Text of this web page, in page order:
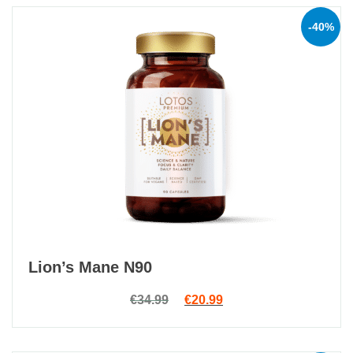
-40%
Lion’s Mane N90
€34.99 Original price was: €34.99.
€20.99Current price is: